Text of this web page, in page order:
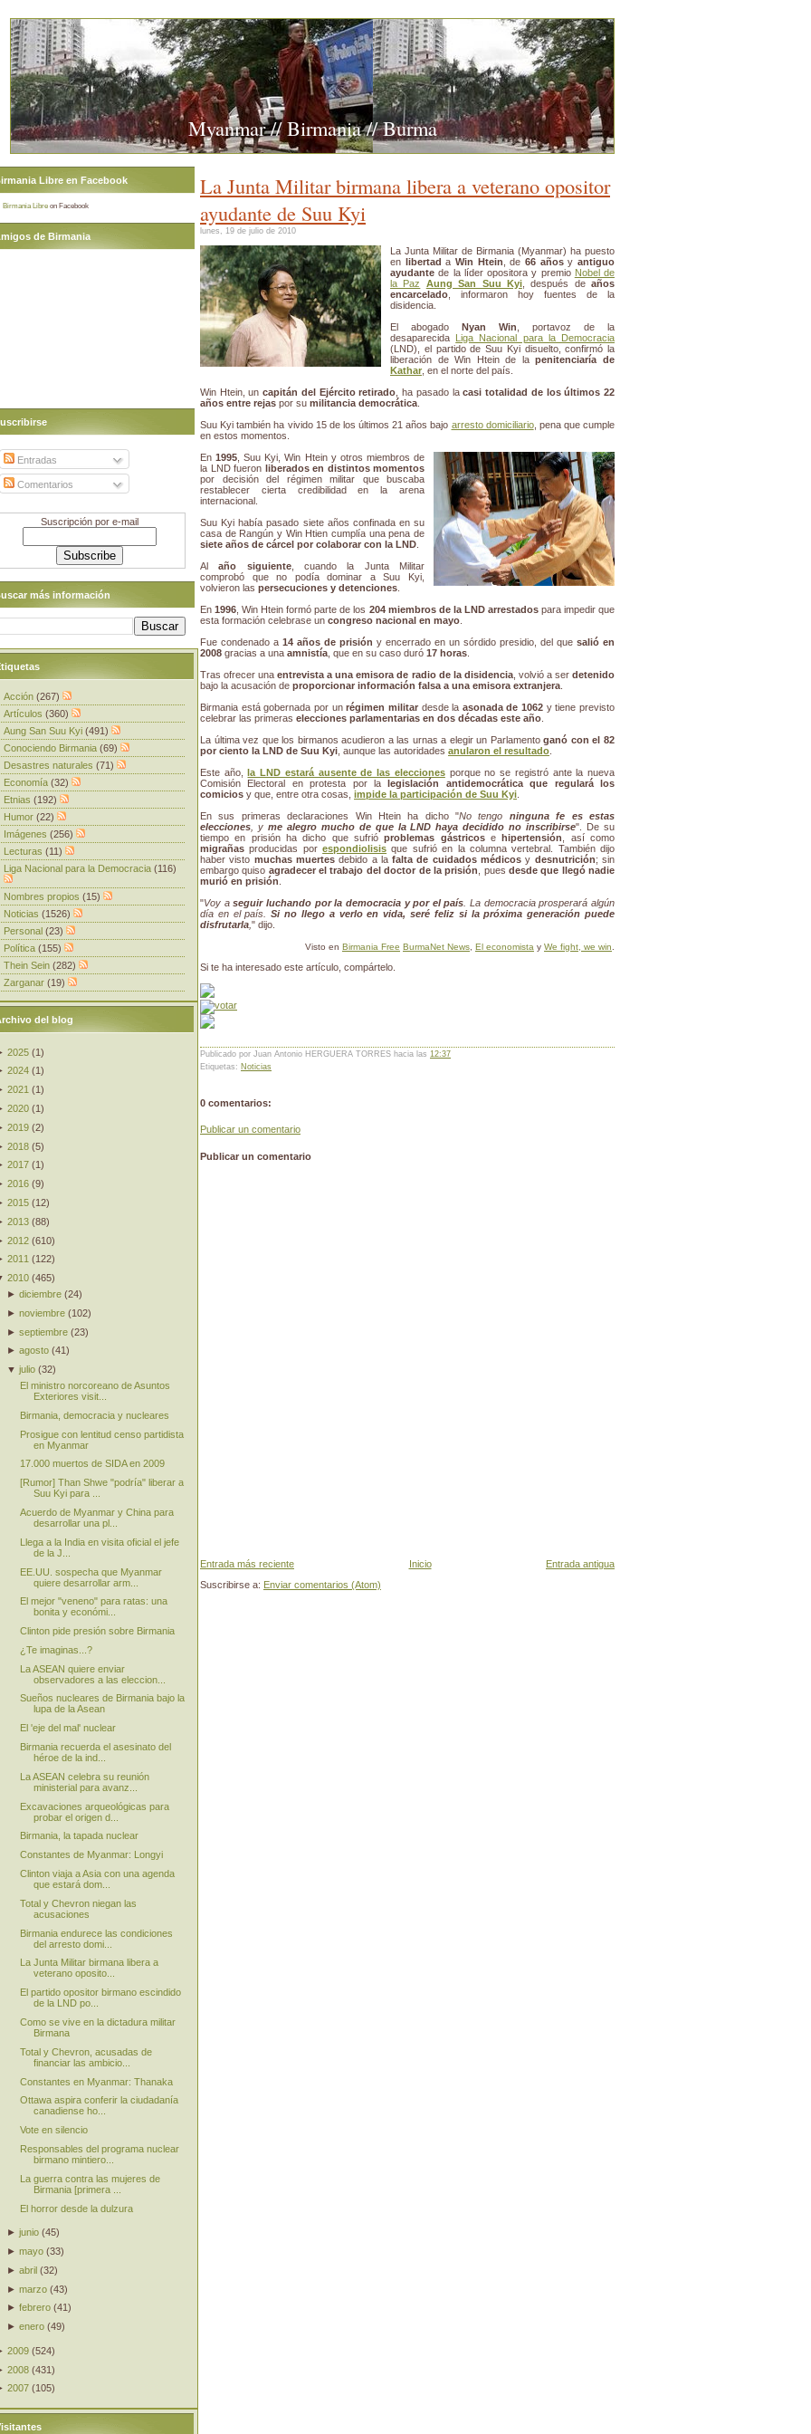
Myanmar // Birmania // Burma
La Junta Militar birmana libera a veterano opositor
ayudante de Suu Kyi
lunes, 19 de julio de 2010
La Junta Militar de Birmania (Myanmar) ha puesto
en libertad aWin Htein , de66 añosyantiguo
ayudante de la líder opositora y premio Nobel de
la Paz
Aung San Suu Kyi, después de años
encarcelado , informaron hoy fuentes de la
disidencia.
El abogado Nyan Win , portavoz de la
desaparecida Liga Nacional para la Democracia
(LND), el partido de Suu Kyi disuelto, confirmó la
liberación de Win Htein de lapenitenciaría de
Kathar , en el norte del país.
Win Htein, uncapitán del Ejército retirado , ha pasado lacasi totalidad de los últimos 22
años entre rejas por su militancia democrática
Suu Kyi también ha vivido 15 de los últimos 21 años bajo arresto domiciliario, pena que cumple
en estos momentos.
En1995 , Suu Kyi, Win Htein y otros miembros de
la LND fueron liberados en distintos momentos
por decisión del régimen militar que buscaba
restablecer cierta credibilidad en la arena
internacional.
Suu Kyi había pasado siete años confinada en su
casa de Rangún y Win Htien cumplía una pena de
siete años de cárcel por colaborar con la LND
Alaño siguiente, cuando la Junta Militar
comprobó que no podía dominar a Suu Kyi,
volvieron las persecuciones y detenciones
En1996 , Win Htein formó parte de los 204 miembros de la LND arrestadospara impedir que
esta formación celebrase un congreso nacional en mayo
Fue condenado a 14 años de prisión y encerrado en un sórdido presidio, del que salió en
2008 gracias a una amnistía , que en su caso duró 17 horas
Tras ofrecer unaentrevista a una emisora de radio de la disidencia, volvió a serdetenido
bajo la acusación de proporcionar información falsa a una emisora extranjera
Birmania está gobernada por unrégimen militardesde la asonada de 1062 y tiene previsto
celebrar las primeras elecciones parlamentarias en dos décadas este año
La última vez que los birmanos acudieron a las urnas a elegir un Parlamentoganó con el 82
por ciento la LND de Suu Kyi , aunque las autoridades anularon el resultado
Este año,la LND estará ausente de las eleccionesporque no se registró ante la nueva
Comisión Electoral en protesta por lalegislación antidemocrática que regulará los
comicios y que, entre otra cosas, impide la participación de Suu Kyi
En sus primeras declaraciones Win Htein ha dicho "No tengo ninguna fe es estas
elecciones , y me alegro mucho de que la LND haya decidido no inscribirse". De su
tiempo en prisión ha dicho que sufrióproblemas gástricosehipertensión
, así como
migrañas producidas porespondiolisis que sufrió en la columna vertebral. También dijo
haber visto muchas muertesdebido a lafalta de cuidados médicos y desnutrición; sin
embargo quiso agradecer el trabajo del doctor de la prisión , pues desde que llegó nadie
murió en prisión
"Voy aseguir luchando por la democracia y por el país . La democracia prosperará algún
día en el país.Si no llego a verlo en vida, seré feliz si la próxima generación puede
disfrutarla " dijo.
Visto en Birmania Free BurmaNet News El economista y We fight, we win
Si te ha interesado este artículo, compártelo.
Publicado por Juan Antonio HERGUERA TORRES hacia las 12:37
Etiquetas: Noticias
0 comentarios:
Publicar un comentario
Publicar un comentario
Entrada más reciente Entrada antigua
Inicio
Suscribirse a: Enviar comentarios (Atom)
Libre en Facebook
Birmania Libre on Facebook
de Birmania
Entradas
Comentarios
Suscripción por e-mail
más información
Acción (267)
Artículos (360)
Aung San Suu Kyi (491)
Conociendo Birmania (69)
Desastres naturales (71)
Economía (32)
Etnias (192)
Humor (22)
Imágenes (256)
Lecturas (11)
Liga Nacional para la Democracia (116)
Nombres propios (15)
Noticias (1526)
Personal (23)
Política (155)
Thein Sein (282)
Zarganar (19)
del blog
2025 (1)
2024 (1 )
2021 (1)
2020 (1)
2019 (2)
2018 (5)
2017 (1 )
2016 (9)
2015 (12)
2013 (88)
2012 (610)
2011 (122)
2010 (465)
►diciembre (24)
►noviembre (102)
►septiembre (23)
►agosto (41)
▼julio (32)
El ministro norcoreano de Asuntos
Exteriores visit...
Birmania, democracia y nucleares
Prosigue con lentitud censo partidista
en Myanmar
17.000 muertos de SIDA en 2009
[Rumor] Than Shwe "podría" liberar a
Suu Kyi para ...
Acuerdo de Myanmar y China para
desarrollar una pl...
Llega a la India en visita oficial el jefe
de la J...
EE.UU. sospecha que Myanmar
quiere desarrollar arm...
El mejor "veneno" para ratas: una
bonita y económi...
Clinton pide presión sobre Birmania
¿Te imaginas...?
La ASEAN quiere enviar
observadores a las eleccion...
Sueños nucleares de Birmania bajo la
lupa de la Asean
El 'eje del mal' nuclear
Birmania recuerda el asesinato del
héroe de la ind...
La ASEAN celebra su reunión
ministerial para avanz...
Excavaciones arqueológicas para
probar el origen d...
Birmania, la tapada nuclear
Constantes de Myanmar: Longyi
Clinton viaja a Asia con una agenda
que estará dom...
Total y Chevron niegan las
acusaciones
Birmania endurece las condiciones
del arresto domi...
La Junta Militar birmana libera a
veterano oposito...
El partido opositor birmano escindido
de la LND po...
Como se vive en la dictadura militar
Birmana
Total y Chevron, acusadas de
financiar las ambicio...
Constantes en Myanmar: Thanaka
Ottawa aspira conferir la ciudadanía
canadiense ho...
Vote en silencio
Responsables del programa nuclear
birmano mintiero...
La guerra contra las mujeres de
Birmania [primera ...
El horror desde la dulzura
►junio (45)
►mayo (33)
►abril (32)
►marzo (43)
►febrero (41)
►enero (49)
2009 (524)
2008 (431)
2007 (105)